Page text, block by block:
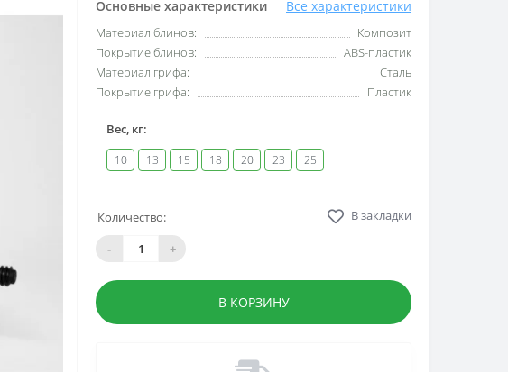
Основные характеристики Все характеристики
Материал блинов:
Композит
Покрытие блинов:
ABS-пластик
Материал грифа:
Сталь
Покрытие грифа:
Пластик
Вес, кг:
10 13 15 18 20 23 25
Количество:
-
+
В закладки
В КОРЗИНУ